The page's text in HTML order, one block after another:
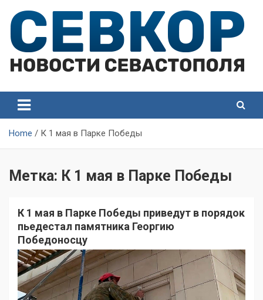
content
Севастополя
Севастополя
Home К 1 мая в Парке Победы
Метка: К 1 мая в Парке Победы
К 1 мая в Парке Победы приведут в порядок
пьедестал памятника Георгию
Победоносцу